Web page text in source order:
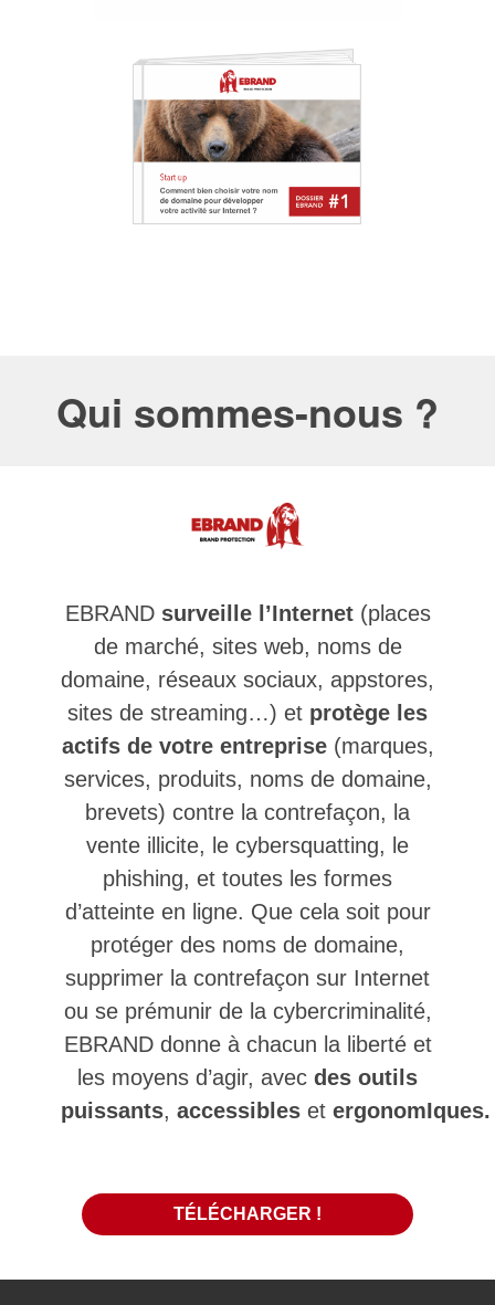
Qui sommes-nous ?
EBRAND surveille l’Internet(places
de marché, sites web, noms de
domaine, réseaux sociaux, appstores,
sites de streaming…) et protège les
actifs de votre entreprise (marques,
services, produits, noms de domaine,
brevets) contre la contrefaçon, la
vente illicite, le cybersquatting, le
phishing, et toutes les formes
d’atteinte en ligne. Que cela soit pour
protéger des noms de domaine,
supprimer la contrefaçon sur Internet
ou se prémunir de la cybercriminalité,
EBRAND donne à chacun la liberté et
les moyens d’agir, avec des outils
puissants, accessibles et ergonomIques.
TÉLÉCHARGER !